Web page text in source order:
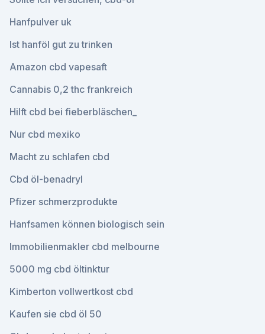
Hanfpulver uk
Ist hanföl gut zu trinken
Amazon cbd vapesaft
Cannabis 0,2 thc frankreich
Hilft cbd bei fieberbläschen_
Nur cbd mexiko
Macht zu schlafen cbd
Cbd öl-benadryl
Pfizer schmerzprodukte
Hanfsamen können biologisch sein
Immobilienmakler cbd melbourne
5000 mg cbd öltinktur
Kimberton vollwertkost cbd
Kaufen sie cbd öl 50